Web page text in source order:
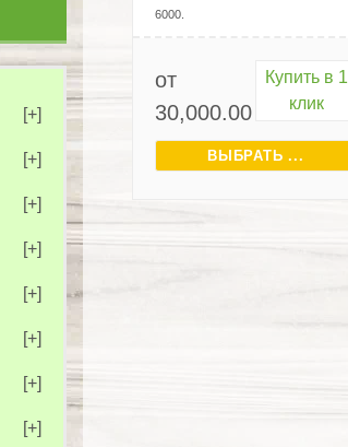
6000.
от
30,000.00
Купить в 1
клик
ВЫБРАТЬ ...